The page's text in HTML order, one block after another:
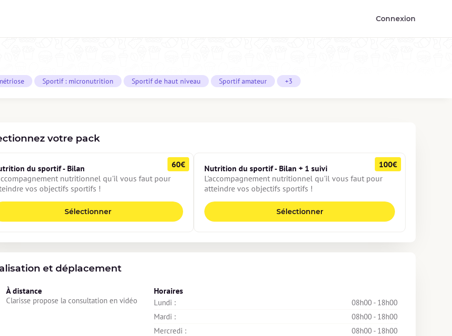
Connexion
Sportif : micronutrition Sportif de haut niveau Sportif amateur +3
votre pack
60€
du sportif - Bilan
nutritionnel qu'il vous faut pour
vos objectifs sportifs !
Sélectionner
100€
Nutrition du sportif - Bilan + 1 suivi
L'accompagnement nutritionnel qu'il vous faut pour
atteindre vos objectifs sportifs !
Sélectionner
et déplacement
À distance
Clarisse propose la consultation en vidéo
Horaires
Lundi :
08h00 - 18h00
Mardi :
08h00 - 18h00
Mercredi :
08h00 - 18h00